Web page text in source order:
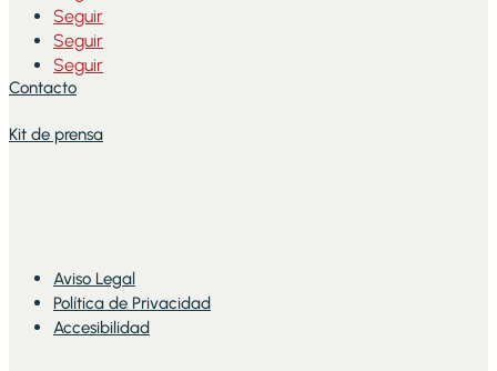
Seguir
Seguir
Seguir
Contacto
Kit de prensa
Aviso Legal
Política de Privacidad
Accesibilidad